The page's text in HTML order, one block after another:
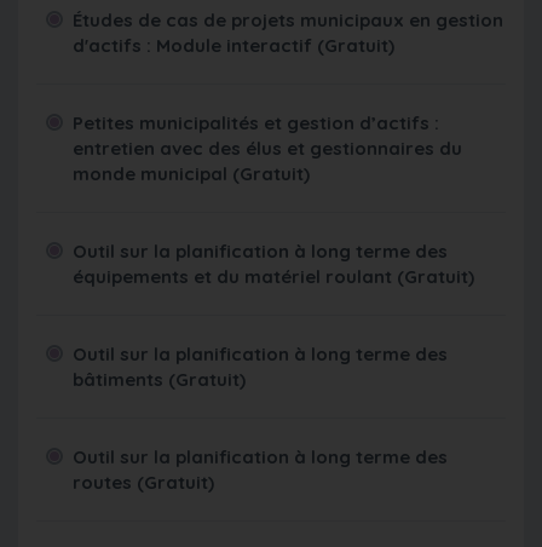
Études de cas de projets municipaux en gestion
d'actifs : Module interactif (Gratuit)
Petites municipalités et gestion d’actifs :
entretien avec des élus et gestionnaires du
monde municipal (Gratuit)
Outil sur la planification à long terme des
équipements et du matériel roulant (Gratuit)
Outil sur la planification à long terme des
bâtiments (Gratuit)
Outil sur la planification à long terme des
routes (Gratuit)